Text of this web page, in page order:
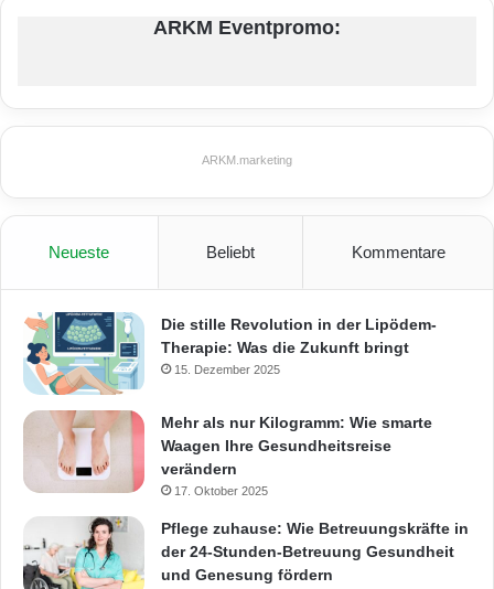
ARKM Eventpromo:
ARKM.marketing
Neueste Beliebt Kommentare
Die stille Revolution in der Lipödem-
Therapie: Was die Zukunft bringt
15. Dezember 2025
Mehr als nur Kilogramm: Wie smarte
Waagen Ihre Gesundheitsreise
verändern
17. Oktober 2025
Pflege zuhause: Wie Betreuungskräfte in
der 24-Stunden-Betreuung Gesundheit
und Genesung fördern